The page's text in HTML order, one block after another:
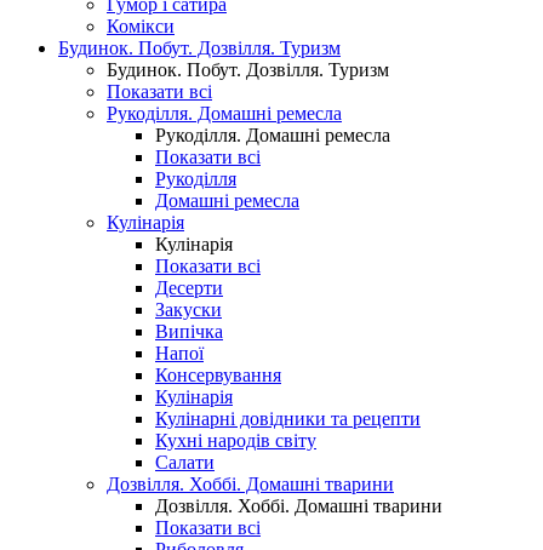
Гумор і сатира
Комікси
Будинок. Побут. Дозвілля. Туризм
Будинок. Побут. Дозвілля. Туризм
Показати всі
Рукоділля. Домашні ремесла
Рукоділля. Домашні ремесла
Показати всі
Рукоділля
Домашні ремесла
Кулінарія
Кулінарія
Показати всі
Десерти
Закуски
Випічка
Напої
Консервування
Кулінарія
Кулінарні довідники та рецепти
Кухні народів світу
Салати
Дозвілля. Хоббі. Домашні тварини
Дозвілля. Хоббі. Домашні тварини
Показати всі